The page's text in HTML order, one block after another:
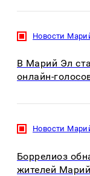
Новости
В Марий Эл
онлайн-
Новости
Боррелиоз
жителей